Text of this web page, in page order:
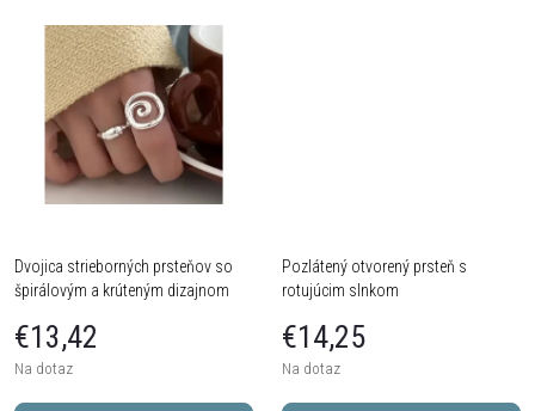
príležitosti.
Dvojica strieborných prsteňov so
špirálovým a krúteným dizajnom
€13,42
Na dotaz
Pozlátený otvorený prsteň s
rotujúcim slnkom
€14,25
Na dotaz